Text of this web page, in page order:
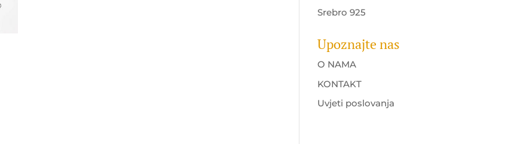
Srebro 925
Upoznajte nas
O NAMA
KONTAKT
Uvjeti poslovanja